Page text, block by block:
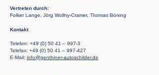
Vertreten durch:
Folker Lange, Jörg Wollny-Cramer, Thomas Böning
Kontakt
Telefon: +49 (0) 50 41 – 997-3
Telefax: +49 (0) 50 41 – 997-427
E-Mail: info@genthiner-autoschilder.de